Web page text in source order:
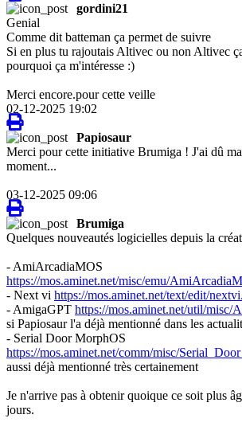
gordini21
Genial
Comme dit batteman ça permet de suivre
Si en plus tu rajoutais Altivec ou non Altivec
pourquoi ça m'intéresse :)
Merci encore.pour cette veille
02-12-2025 19:02
Papiosaur
Merci pour cette initiative Brumiga ! J'ai dû
moment...
03-12-2025 09:06
Brumiga
Quelques nouveautés logicielles depuis la
- AmiArcadiaMOS
https://mos.aminet.net/misc/emu/
- Next vi https://mos.aminet.net/text/edit/
- AmigaGPT https://mos.aminet.net/util/misc/
si Papiosaur l'a déjà mentionné dans les
- Serial Door MorphOS
https://mos.aminet.net/comm/misc/
aussi déjà mentionné très certainement
Je n'arrive pas à obtenir quoique ce soit plus
jours.